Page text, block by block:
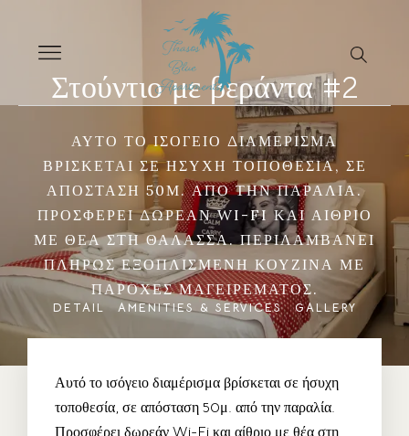
Στούντιο με βεράντα #2
ΑΥΤΌ ΤΟ ΙΣΌΓΕΙΟ ΔΙΑΜΈΡΙΣΜΑ
ΒΡΊΣΚΕΤΑΙ ΣΕ ΉΣΥΧΗ ΤΟΠΟΘΕΣΊΑ, ΣΕ
ΑΠΌΣΤΑΣΗ 50Μ. ΑΠΌ ΤΗΝ ΠΑΡΑΛΊΑ.
ΠΡΟΣΦΈΡΕΙ ΔΩΡΕΆΝ WI-FI ΚΑΙ ΑΊΘΡΙΟ
ΜΕ ΘΈΑ ΣΤΗ ΘΆΛΑΣΣΑ. ΠΕΡΙΛΑΜΒΆΝΕΙ
ΠΛΉΡΩΣ ΕΞΟΠΛΙΣΜΈΝΗ ΚΟΥΖΊΝΑ ΜΕ
ΠΑΡΟΧΈΣ ΜΑΓΕΙΡΈΜΑΤΟΣ.
DETAIL AMENITIES & SERVICES GALLERY
Αυτό το ισόγειο διαμέρισμα βρίσκεται σε ήσυχη
τοποθεσία, σε απόσταση 50μ. από την παραλία.
Προσφέρει δωρεάν Wi-Fi και αίθριο με θέα στη